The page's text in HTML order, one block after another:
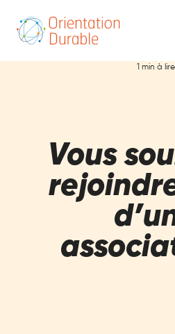
1 min à lire
Vous